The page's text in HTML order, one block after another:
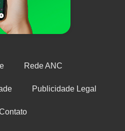
Rede ANC
Publicidade Legal